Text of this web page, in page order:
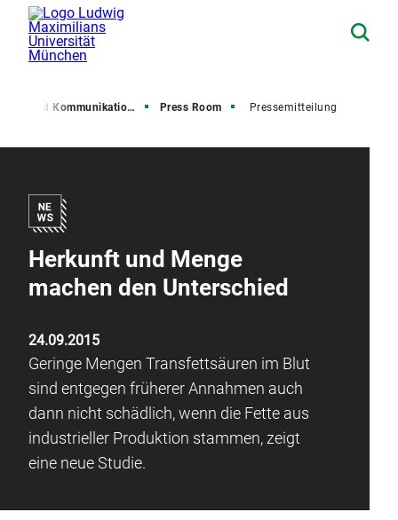
und Kommunikation (PuK) Press Room Pressemitteilung
Herkunft und Menge
machen den Unterschied
24.09.2015
Geringe Mengen Transfettsäuren im Blut
sind entgegen früherer Annahmen auch
dann nicht schädlich, wenn die Fette aus
industrieller Produktion stammen, zeigt
eine neue Studie.